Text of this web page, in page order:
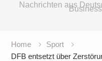
Nachrichten aus
Home
Sport
DFB entsetzt über